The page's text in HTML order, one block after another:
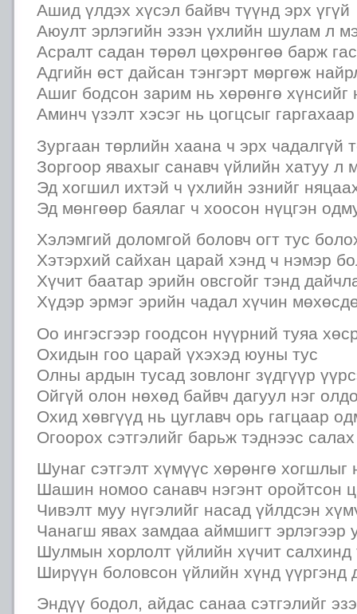
Ашид үлдэх хүсэл байвч түүнд эрх үгүй
Аюулт эрлэгийн эзэн үхлийн шулам л
Асралт садан төрөл цөхрөнгөө барж
Адгийн өст дайсан тэнгэрт мөргөж
Ашиг бодсон зарим нь хөрөнгө хүнсийг
Аминч үзэлт хэсэг нь цогцсыг
Зургаан төрлийн хаана ч эрх чадалгүй
Зоргоор явахыг санавч үйлийн хатуу л
Эд хогшил ихтэй ч үхлийн эзнийг
Эд мөнгөөр баялаг ч хоосон нүцгэн
Хэлэмгий доломгой боловч огт тус
Хэтэрхий сайхан царай хэнд ч нэмэр
Хүчит баатар эрийн овсгойг тэнд
Хүдэр эрмэг эрийн чадал хүчин
Оо ингэсгээр гоодсон нүүрний туяа
Охидын гоо царай үхэхэд юуны тус
Олны ардын тусад зовлонг зүдгүүр
Ойгүй олон нөхөд байвч дагуул нэг
Охид хөвгүүд нь цуглавч орь гагцаар
Огоорох сэтгэлийг барьж тэднээс
Шунаг сэтгэлт хүмүүс хөрөнгө хогшлыг
Шашин номоо санавч нэгэнт оройтсон
Чивэлт муу нүгэлийг насад үйлдсэн
Чанагш явах замдаа аймшигт эрлэгээр
Шулмын хорлолт үйлийн хүчит салхинд
Ширүүн боловсон үйлийн хүнд үүргэнд
Эндүү бодол, айдас санаа сэтгэлийг